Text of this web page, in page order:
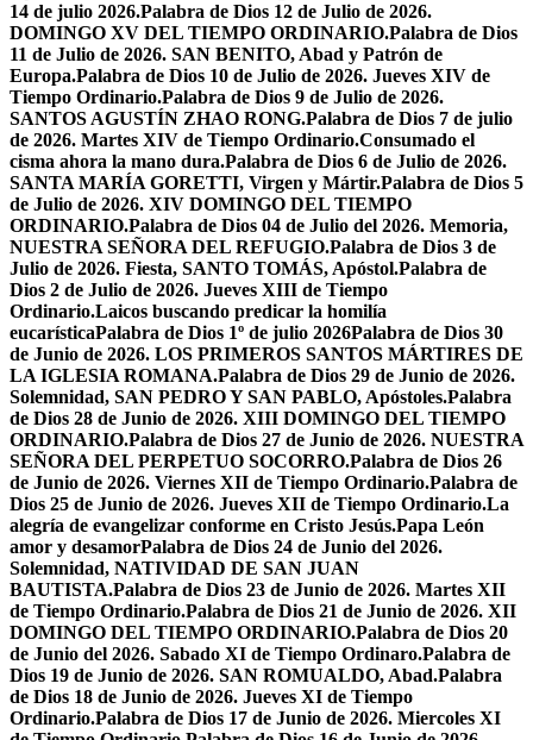
14 de julio 2026.Palabra de Dios 12 de Julio de 2026.
DOMINGO XV DEL TIEMPO ORDINARIO.Palabra de Dios
11 de Julio de 2026. SAN BENITO, Abad y Patrón de
Europa.Palabra de Dios 10 de Julio de 2026. Jueves XIV de
Tiempo Ordinario.Palabra de Dios 9 de Julio de 2026.
SANTOS AGUSTÍN ZHAO RONG.Palabra de Dios 7 de julio
de 2026. Martes XIV de Tiempo Ordinario.Consumado el
cisma ahora la mano dura.Palabra de Dios 6 de Julio de 2026.
SANTA MARÍA GORETTI, Virgen y Mártir.Palabra de Dios 5
de Julio de 2026. XIV DOMINGO DEL TIEMPO
ORDINARIO.Palabra de Dios 04 de Julio del 2026. Memoria,
NUESTRA SEÑORA DEL REFUGIO.Palabra de Dios 3 de
Julio de 2026. Fiesta, SANTO TOMÁS, Apóstol.Palabra de
Dios 2 de Julio de 2026. Jueves XIII de Tiempo
Ordinario.Laicos buscando predicar la homilía
eucarísticaPalabra de Dios 1º de julio 2026Palabra de Dios 30
de Junio de 2026. LOS PRIMEROS SANTOS MÁRTIRES DE
LA IGLESIA ROMANA.Palabra de Dios 29 de Junio de 2026.
Solemnidad, SAN PEDRO Y SAN PABLO, Apóstoles.Palabra
de Dios 28 de Junio de 2026. XIII DOMINGO DEL TIEMPO
ORDINARIO.Palabra de Dios 27 de Junio de 2026. NUESTRA
SEÑORA DEL PERPETUO SOCORRO.Palabra de Dios 26
de Junio de 2026. Viernes XII de Tiempo Ordinario.Palabra de
Dios 25 de Junio de 2026. Jueves XII de Tiempo Ordinario.La
alegría de evangelizar conforme en Cristo Jesús.Papa León
amor y desamorPalabra de Dios 24 de Junio del 2026.
Solemnidad, NATIVIDAD DE SAN JUAN
BAUTISTA.Palabra de Dios 23 de Junio de 2026. Martes XII
de Tiempo Ordinario.Palabra de Dios 21 de Junio de 2026. XII
DOMINGO DEL TIEMPO ORDINARIO.Palabra de Dios 20
de Junio del 2026. Sabado XI de Tiempo Ordinaro.Palabra de
Dios 19 de Junio de 2026. SAN ROMUALDO, Abad.Palabra
de Dios 18 de Junio de 2026. Jueves XI de Tiempo
Ordinario.Palabra de Dios 17 de Junio de 2026. Miercoles XI